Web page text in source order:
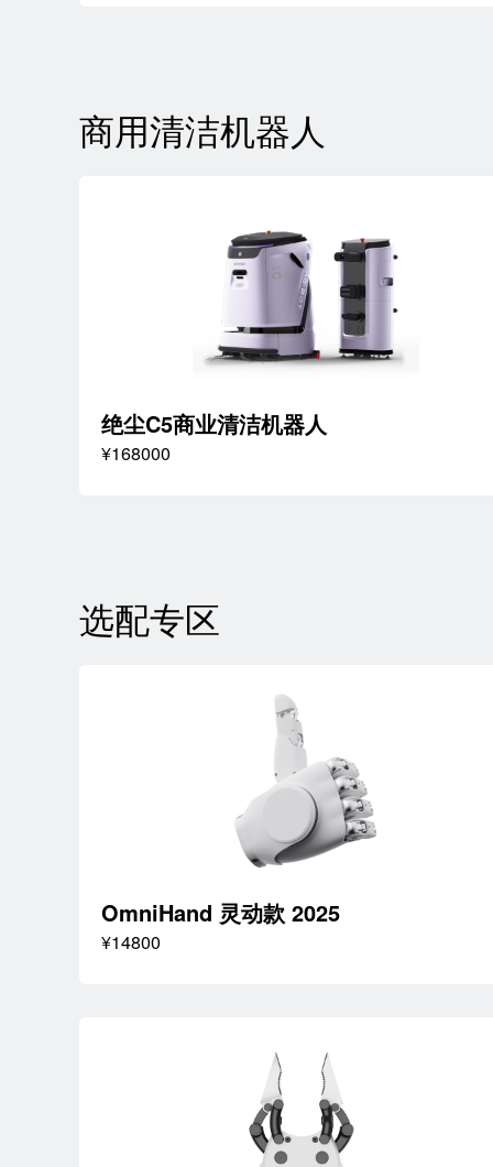
商用清洁机器人
绝尘C5商业清洁机器人
¥168000
选配专区
OmniHand 灵动款 2025
¥14800